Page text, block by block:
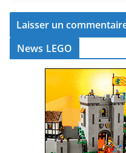
News LEGO